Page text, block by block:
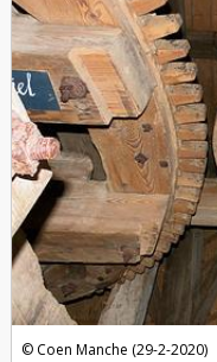
Coen Manche (29-2-2020)